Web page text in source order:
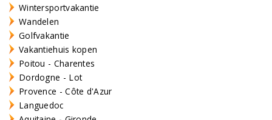
Wintersportvakantie
Wandelen
Golfvakantie
Vakantiehuis kopen
Poitou - Charentes
Dordogne - Lot
Provence - Côte d'Azur
Languedoc